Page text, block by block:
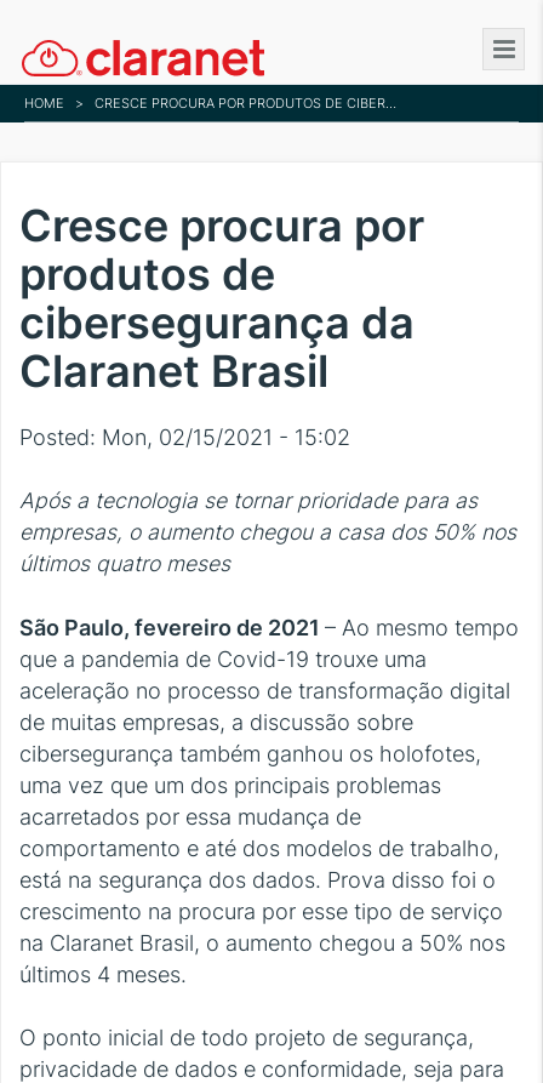
to
main
content
HOME > CRESCE PROCURA POR PRODUTOS DE CIBERSEGURANÇA DA CLARANET BRASIL
Cresce procura por
produtos de
cibersegurança da
Claranet Brasil
Posted: Mon, 02/15/2021 - 15:02
Após a tecnologia se tornar prioridade para as
empresas, o aumento chegou a casa dos 50% nos
últimos quatro meses
São Paulo, fevereiro de 2021 – Ao mesmo tempo
que a pandemia de Covid-19 trouxe uma
aceleração no processo de transformação digital
de muitas empresas, a discussão sobre
cibersegurança também ganhou os holofotes,
uma vez que um dos principais problemas
acarretados por essa mudança de
comportamento e até dos modelos de trabalho,
está na segurança dos dados. Prova disso foi o
crescimento na procura por esse tipo de serviço
na Claranet Brasil, o aumento chegou a 50% nos
últimos 4 meses.
O ponto inicial de todo projeto de segurança,
privacidade de dados e conformidade, seja para